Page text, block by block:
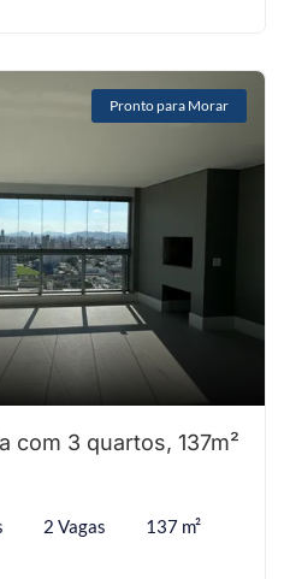
Pronto para Morar
com 3 quartos, 137m²
2 Vagas 137 m²